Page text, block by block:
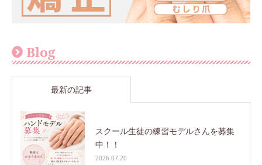
Blog
最新の記事
スクール生徒の練習モデルさんを募集
中！！
2026.07.20